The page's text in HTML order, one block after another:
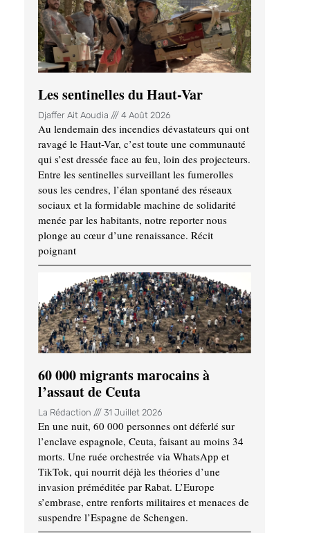
Les sentinelles du Haut-Var
Djaffer Ait Aoudia 4 Août 2026
Au lendemain des incendies dévastateurs qui ont
ravagé le Haut-Var, c’est toute une communauté
qui s’est dressée face au feu, loin des projecteurs.
Entre les sentinelles surveillant les fumerolles
sous les cendres, l’élan spontané des réseaux
sociaux et la formidable machine de solidarité
menée par les habitants, notre reporter nous
plonge au cœur d’une renaissance. Récit
poignant
60 000 migrants marocains à
l’assaut de Ceuta
La Rédaction 31 Juillet 2026
En une nuit, 60 000 personnes ont déferlé sur
l’enclave espagnole, Ceuta, faisant au moins 34
morts. Une ruée orchestrée via WhatsApp et
TikTok, qui nourrit déjà les théories d’une
invasion préméditée par Rabat. L’Europe
s’embrase, entre renforts militaires et menaces de
suspendre l’Espagne de Schengen.